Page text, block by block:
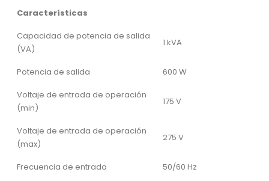
Características
Capacidad de potencia de salida
(VA)
1 kVA
Potencia de salida
600 W
Voltaje de entrada de operación
(min)
175 V
Voltaje de entrada de operación
(max)
275 V
Frecuencia de entrada
50/60 Hz